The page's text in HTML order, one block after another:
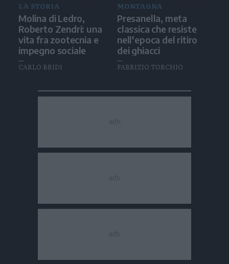
LA STORIA
Molina di Ledro,
Roberto Zendri: una
vita fra zootecnia e
impegno sociale
CARLO BRIDI
MONTAGNA
Presanella, meta
classica che resiste
nell'epoca del ritiro
dei ghiacci
FABRIZIO TORCHIO